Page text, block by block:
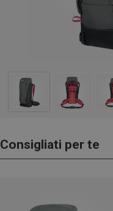
Consigliati per te